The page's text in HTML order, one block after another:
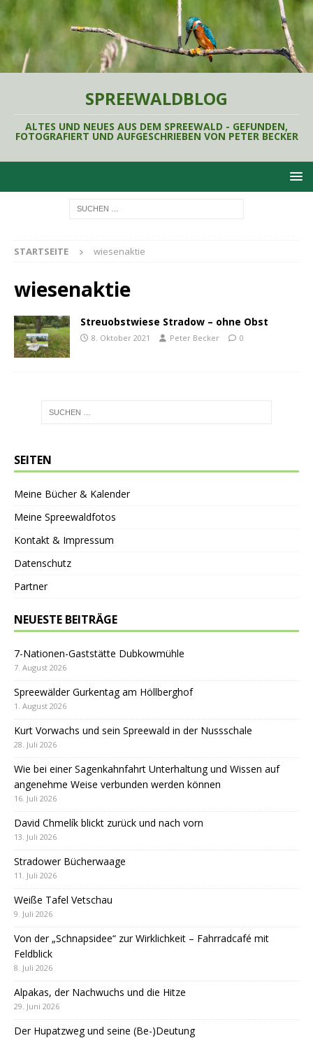
SPREEWALDBLOG
ALTES UND NEUES AUS DEM SPREEWALD - GEFUNDEN,
FOTOGRAFIERT UND AUFGESCHRIEBEN VON PETER BECKER
STARTSEITE wiesenaktie
wiesenaktie
Streuobstwiese Stradow – ohne Obst
8. Oktober 2021 Peter Becker 0
SEITEN
Meine Bücher & Kalender
Meine Spreewaldfotos
Kontakt & Impressum
Datenschutz
Partner
NEUESTE BEITRÄGE
7-Nationen-Gaststätte Dubkowmühle
7. August 2026
Spreewälder Gurkentag am Höllberghof
1. August 2026
Kurt Vorwachs und sein Spreewald in der Nussschale
28. Juli 2026
Wie bei einer Sagenkahnfahrt Unterhaltung und Wissen auf
angenehme Weise verbunden werden können
16. Juli 2026
David Chmelík blickt zurück und nach vorn
13. Juli 2026
Stradower Bücherwaage
11. Juli 2026
Weiße Tafel Vetschau
9. Juli 2026
Von der „Schnapsidee“ zur Wirklichkeit – Fahrradcafé mit
Feldblick
8. Juli 2026
Alpakas, der Nachwuchs und die Hitze
29. Juni 2026
Der Hupatzweg und seine (Be-)Deutung